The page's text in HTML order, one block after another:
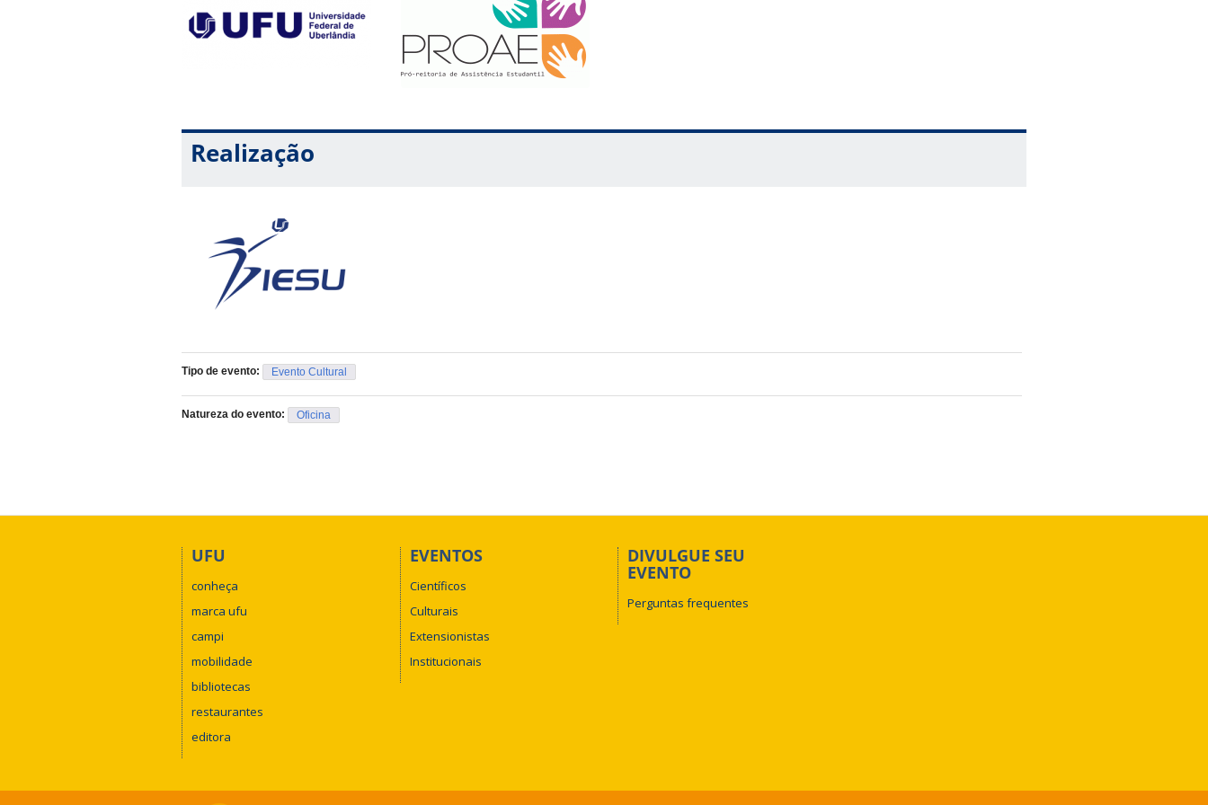
Realização
Tipo de evento: Evento Cultural
Natureza do evento: Oficina
UFU
conheça
marca ufu
campi
mobilidade
bibliotecas
restaurantes
editora
EVENTOS
Científicos
Culturais
Extensionistas
Institucionais
DIVULGUE SEU
EVENTO
Perguntas frequentes